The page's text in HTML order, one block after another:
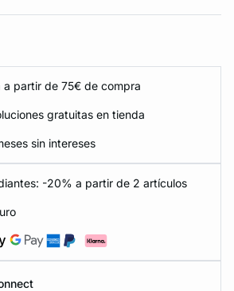
a partir de 75€ de compra
gratuitas en tienda
sin intereses
-20% a partir de 2 artículos